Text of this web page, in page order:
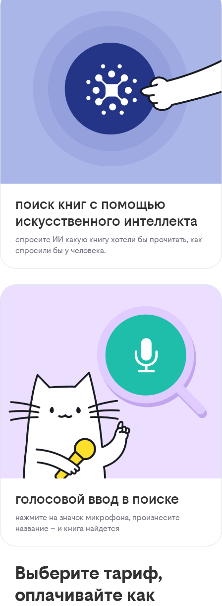
поиск книг с помощью
искусственного интеллекта
спросите ИИ какую книгу хотели бы прочитать, как
спросили бы у человека.
голосовой ввод в поиске
нажмите на значок микрофона, произнесите
название – и книга найдется
Выберите тариф,
оплачивайте как